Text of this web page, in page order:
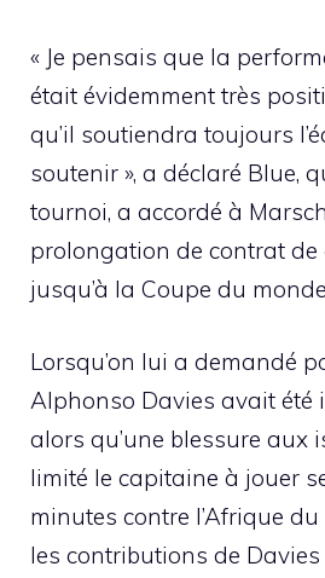
« Je pensais que la
était évidemment très
qu’il soutiendra toujours
soutenir », a déclaré Blue,
tournoi, a accordé à
prolongation de contrat
jusqu’à la Coupe du
Lorsqu’on lui a demandé
Alphonso Davies avait été
alors qu’une blessure aux
limité le capitaine à jouer
minutes contre l’Afrique
les contributions de